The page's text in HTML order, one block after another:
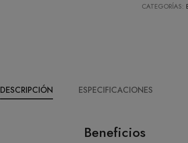
CATEGORÍAS:
DESCRIPCIÓN ESPECIFICACIONES
Beneficios